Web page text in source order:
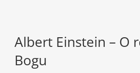
Albert Einstein – O
Bogu